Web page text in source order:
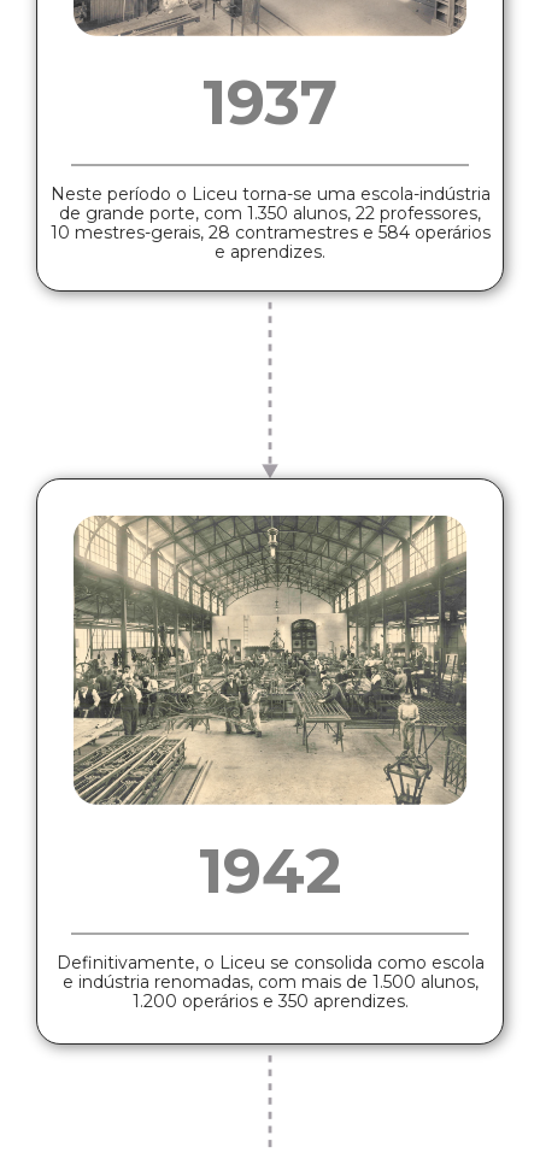
1937
Neste período o Liceu torna-se uma escola-indústria
de grande porte, com 1.350 alunos, 22 professores,
10 mestres-gerais, 28 contramestres e 584 operários
e aprendizes.
1942
Definitivamente, o Liceu se consolida como escola
e indústria renomadas, com mais de 1.500 alunos,
1.200 operários e 350 aprendizes.